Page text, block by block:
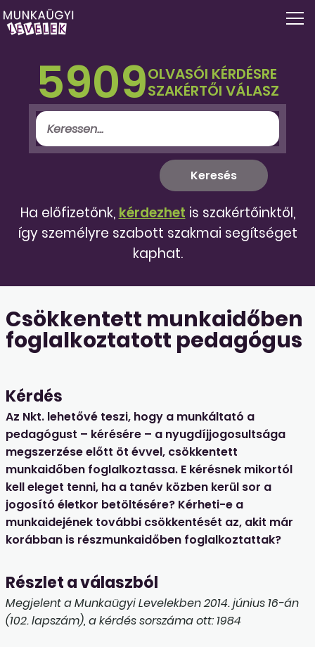
5909OLVASÓI KÉRDÉSRE
SZAKÉRTŐI VÁLASZ
Ha előfizetőnk, kérdezhet is szakértőinktől,
így személyre szabott szakmai segítséget
kaphat.
Csökkentett munkaidőben
foglalkoztatott pedagógus
Kérdés
Az Nkt. lehetővé teszi, hogy a munkáltató a
pedagógust – kérésére – a nyugdíjjogosultsága
megszerzése előtt öt évvel, csökkentett
munkaidőben foglalkoztassa. E kérésnek mikortól
kell eleget tenni, ha a tanév közben kerül sor a
jogosító életkor betöltésére? Kérheti-e a
munkaidejének további csökkentését az, akit már
korábban is részmunkaidőben foglalkoztattak?
Részlet a válaszból
Megjelent a Munkaügyi Levelekben 2014. június 16-án
(102. lapszám), a kérdés sorszáma ott: 1984